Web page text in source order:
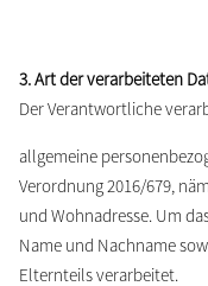
3. Art der verarbeiteten
Der Verantwortliche
allgemeine
Verordnung 2016/679,
und Wohnadresse. Um
Name und Nachname
Elternteils verarbeitet.